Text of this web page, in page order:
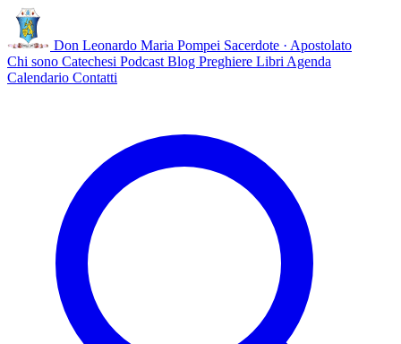
Don Leonardo Maria Pompei Sacerdote · Apostolato
Chi sono Catechesi Podcast Blog Preghiere Libri Agenda
Calendario Contatti